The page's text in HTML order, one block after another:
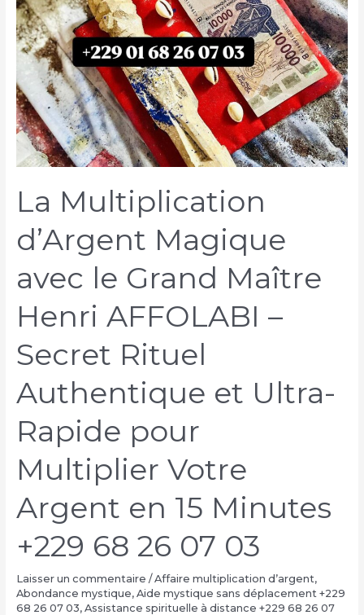
La Multiplication
d’Argent Magique
avec le Grand Maître
Henri AFFOLABI –
Secret Rituel
Authentique et Ultra-
Rapide pour
Multiplier Votre
Argent en 15 Minutes
+229 68 26 07 03
Laisser un commentaire /Affaire multiplication d’argent,
Abondance mystique, Aide mystique sans déplacement +229
68 26 07 03, Assistance spirituelle à distance +229 68 26 07